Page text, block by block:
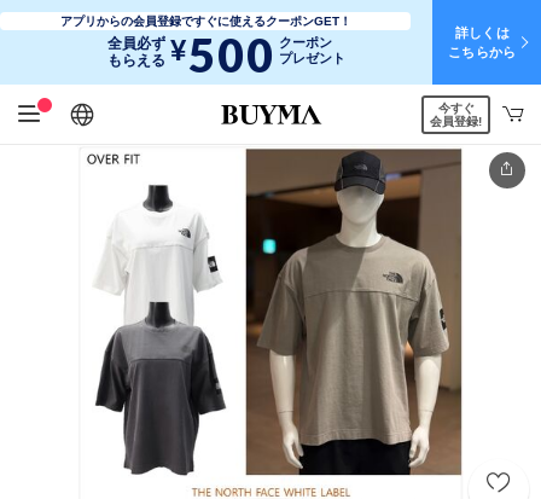
アプリからの会員登録ですぐに使えるクーポンGET！
全員必ず
もらえる ¥500 クーポン
プレゼント
詳しくは
こちらから
日本語
English
简体中文
繁體中文
今すぐ
会員登録!